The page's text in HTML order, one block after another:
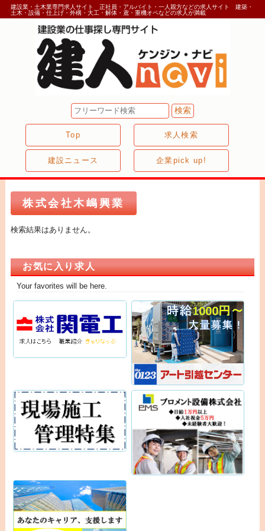
建設業・土木業専門求人サイト 正社員・アルバイト・一人親方などの求人サイト 建築・
土木・設備・仕上げ・外構・大工・解体・鳶・重機オペなどの求人が満載
Top 求人検索
建設ニュース 企業pick up!
株式会社木嶋興業
検索結果はありません。
お気に入り求人
Your favorites will be here.